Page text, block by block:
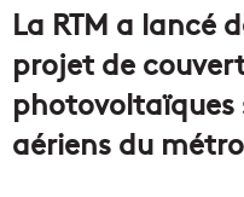
La RTM a lancé
projet de
photovoltaïques
aériens du